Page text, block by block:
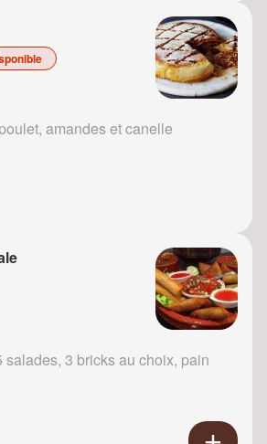
amandes et canelle
salades, 3 bricks au choix, pain